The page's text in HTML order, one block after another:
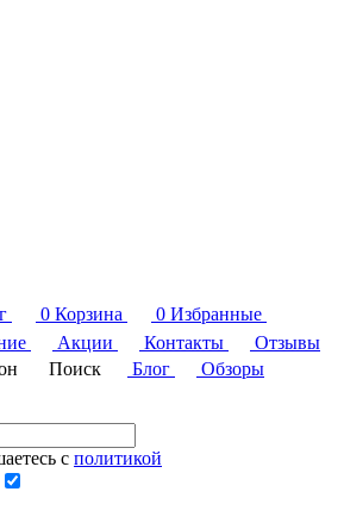
0 Корзина 0 Избранные
Акции Контакты
Отзывы
Поиск Блог
Обзоры
с политикой